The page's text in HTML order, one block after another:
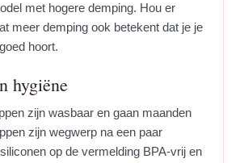
met hogere demping. Hou er
meer demping ook betekent dat je je
hoort.
hygiëne
zijn wasbaar en gaan maanden
zijn wegwerp na een paar
op de vermelding BPA-vrij en